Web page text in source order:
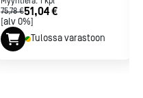
75,78 €51,04 €
[alv 0%]
Tulossa varastoon